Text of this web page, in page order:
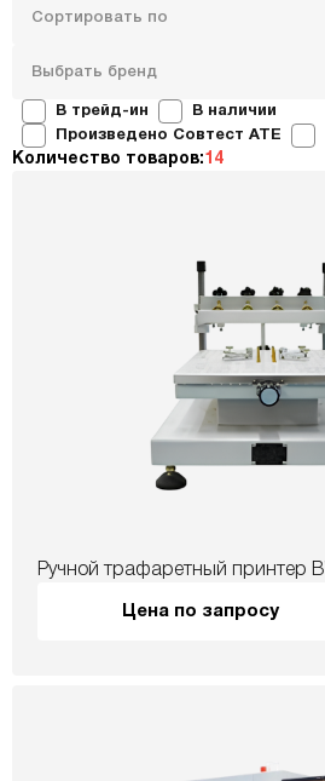
Сортировать по
Выбрать бренд
В трейд-ин
В наличии
Произведено Совтест ATE
Количество товаров:14
Ручной трафаретный принтер
Цена по запросу